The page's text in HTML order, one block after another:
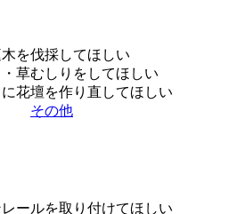
を伐採してほしい
草むしりをしてほしい
花壇を作り直してほしい
その他
ールを取り付けてほしい